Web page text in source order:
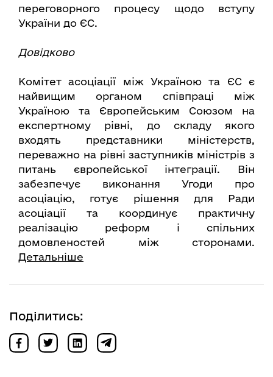
переговорного процесу щодо вступу
України до ЄС.
Довідково
Комітет асоціації між Україною та ЄС є
найвищим органом співпраці між
Україною та Європейським Союзом на
експертному рівні, до складу якого
входять представники міністерств,
переважно на рівні заступників міністрів з
питань європейської інтеграції. Він
забезпечує виконання Угоди про
асоціацію, готує рішення для Ради
асоціації та координує практичну
реалізацію реформ і спільних
домовленостей між сторонами.
Детальніше
Поділитись: